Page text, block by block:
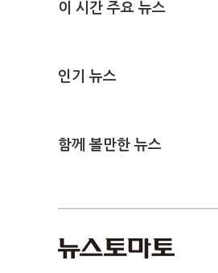
이 시간 주요 뉴스
인기 뉴스
함께 볼만한 뉴스